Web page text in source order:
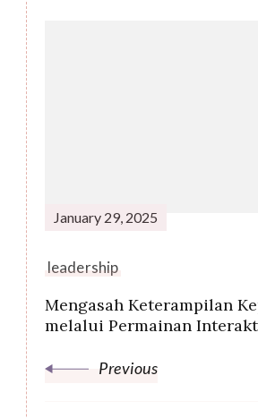
January 29, 2025
leadership
Mengasah Keterampilan
melalui Permainan
Previous